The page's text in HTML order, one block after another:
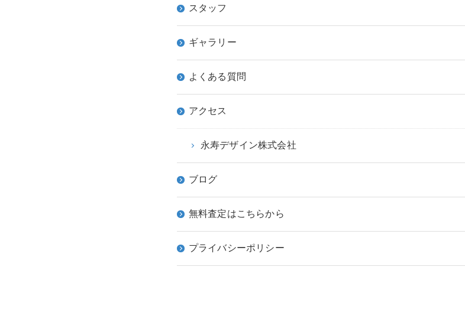
スタッフ
ギャラリー
よくある質問
アクセス
永寿デザイン株式会社
ブログ
無料査定はこちらから
プライバシーポリシー